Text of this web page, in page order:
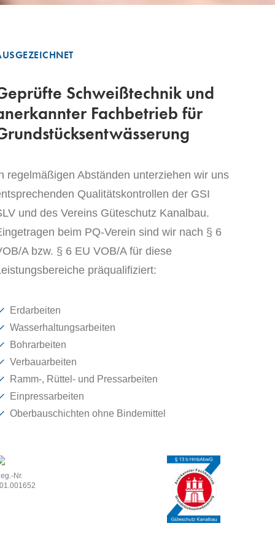
Schweißtechnik und
Fachbetrieb für
regelmäßigen Abständen unterziehen wir uns
Qualitätskontrollen der GSI
und des Vereins Güteschutz Kanalbau.
beim PQ-Verein sind wir nach § 6
A bzw. § 6 EU VOB/A für diese
präqualifiziert:
Erdarbeiten
Wasserhaltungsarbeiten
Bohrarbeiten
Verbauarbeiten
Ramm-, Rüttel- und Pressarbeiten
Einpressarbeiten
Oberbauschichten ohne Bindemittel
Nr.